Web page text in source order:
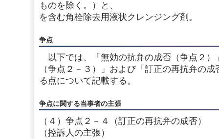
ものを除く。）と、
を含む角栓除去用液状クレンジング剤。
争点
以下では、「無効の抗弁の成否（争点２）
（争点２－３）」および「訂正の再抗弁の
る点について記載する。
争点に関する当事者の主張
（４）争点２－４（訂正の再抗弁の成否）
（控訴人の主張）